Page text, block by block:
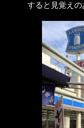
すると見覚えの